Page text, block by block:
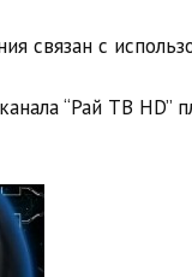
связан с
“Рай ТВ HD”